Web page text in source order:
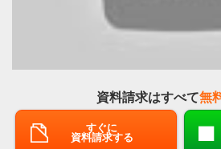
資料請求はすべて無
すぐに
資料請求する